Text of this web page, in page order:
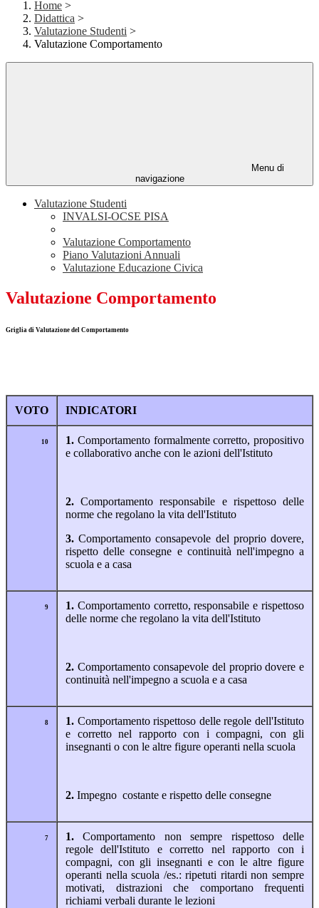
Home >
Didattica >
Valutazione Studenti >
Valutazione Comportamento
Menu di
navigazione
Valutazione Studenti
INVALSI-OCSE PISA
Valutazione Comportamento
Piano Valutazioni Annuali
Valutazione Educazione Civica
Valutazione Comportamento
Griglia di Valutazione del Comportamento
VOTO INDICATORI
10 1. Comportamento formalmente corretto, propositivo
e collaborativo anche con le azioni dell'Istituto
2. Comportamento responsabile e rispettoso delle
norme che regolano la vita dell'Istituto
3. Comportamento consapevole del proprio dovere,
rispetto delle consegne e continuità nell'impegno a
scuola e a casa
9 1. Comportamento corretto, responsabile e rispettoso
delle norme che regolano la vita dell'Istituto
2. Comportamento consapevole del proprio dovere e
continuità nell'impegno a scuola e a casa
8 1. Comportamento rispettoso delle regole dell'Istituto
e corretto nel rapporto con i compagni, con gli
insegnanti o con le altre figure operanti nella scuola
2. Impegno costante e rispetto delle consegne
7 1. Comportamento non sempre rispettoso delle
regole dell'Istituto e corretto nel rapporto con i
compagni, con gli insegnanti e con le altre figure
operanti nella scuola /es.: ripetuti ritardi non sempre
motivati, distrazioni che comportano frequenti
richiami verbali durante le lezioni